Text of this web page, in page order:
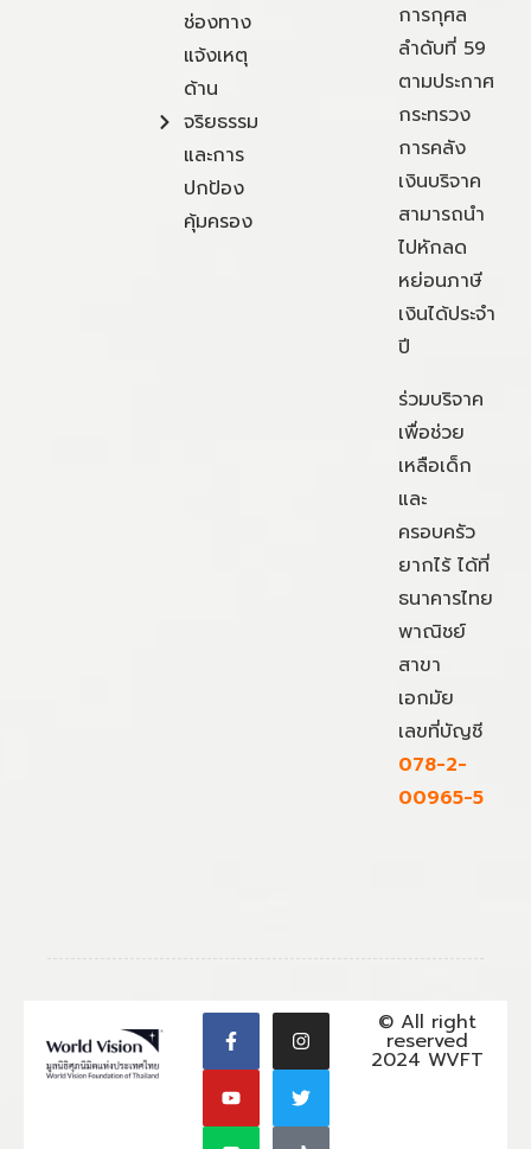
ช่องทาง
แจ้งเหตุ
ด้าน
จริยธรรม
และการ
ปกป้อง
คุ้มครอง
การกุศล
ลำดับที่ 59
ตามประกาศ
กระทรวง
การคลัง
เงินบริจาค
สามารถนำ
ไปหักลด
หย่อนภาษี
เงินได้ประจำ
ปี
ร่วมบริจาค
เพื่อช่วย
เหลือเด็ก
และ
ครอบครัว
ยากไร้ ได้ที่
ธนาคารไทย
พาณิชย์
สาขา
เอกมัย
เลขที่บัญชี
078-2-
00965-5
© All right
reserved
2024 WVFT